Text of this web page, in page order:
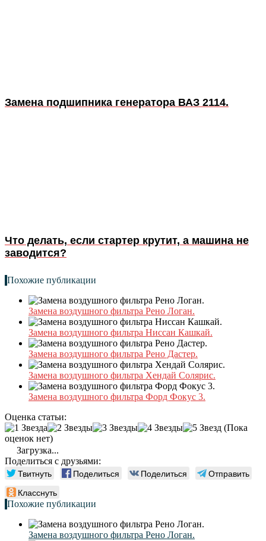
Замена подшипника генератора ВАЗ 2114.
Что делать, если стартер крутит, а машина не
заводится?
Похожие публикации
Замена воздушного фильтра Рено Логан.
Замена воздушного фильтра Ниссан Кашкай.
Замена воздушного фильтра Рено Дастер.
Замена воздушного фильтра Хендай Солярис.
Замена воздушного фильтра Форд Фокус 3.
Оценка статьи:
(Пока
оценок нет)
Загрузка...
Поделиться с друзьями:
Твитнуть Поделиться Поделиться
Отправить
Класснуть
Похожие публикации
Замена воздушного фильтра Рено Логан.